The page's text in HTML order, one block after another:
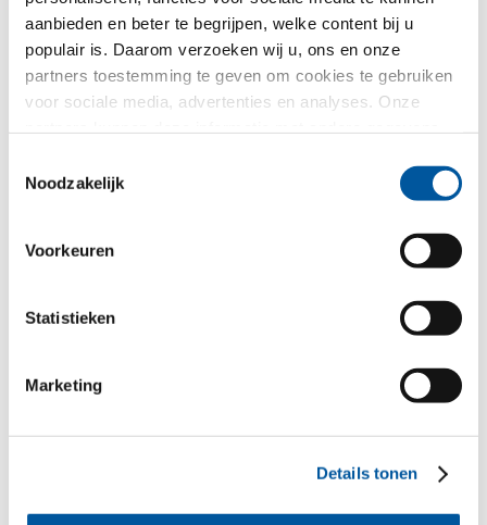
aanbieden en beter te begrijpen, welke content bij u
populair is. Daarom verzoeken wij u, ons en onze
partners toestemming te geven om cookies te gebruiken
voor sociale media, advertenties en analyses. Onze
kader van uw gebruik van de diensten hebben
Noodzakelijk
Voorkeuren
Statistieken
Marketing
Details tonen
Huisdeuren
Uw bericht
Uw persoonlijke gegevens